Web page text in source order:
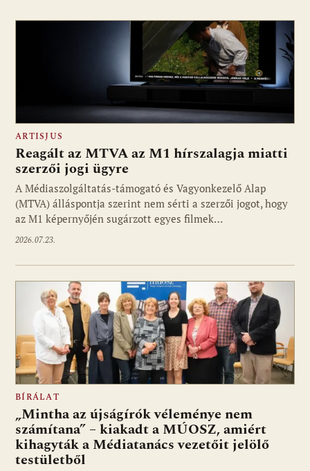
ARTISJUS
Reagált az MTVA az M1 hírszalagja miatti
szerzői jogi ügyre
A Médiaszolgáltatás-támogató és Vagyonkezelő Alap
(MTVA) álláspontja szerint nem sérti a szerzői jogot, hogy
az M1 képernyőjén sugárzott egyes filmek…
2026.07.23.
BÍRÁLAT
„Mintha az újságírók véleménye nem
számítana” – kiakadt a MÚOSZ, amiért
kihagyták a Médiatanács vezetőit jelölő
testületből